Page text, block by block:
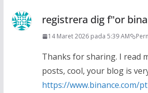
registrera dig f"or
14 Maret 2026 pada 5:39 AM
Thanks for sharing. I read
posts, cool, your blog is
https://www.binance.com/